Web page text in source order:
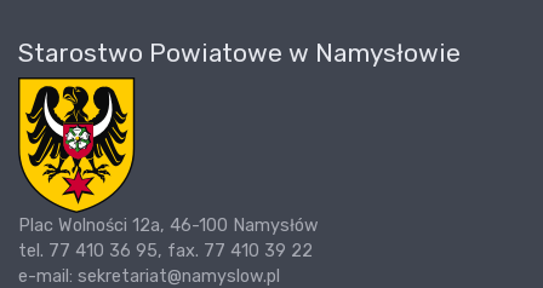
Starostwo Powiatowe w Namysłowie
Plac Wolności 12a, 46-100 Namysłów
tel. 77 410 36 95, fax. 77 410 39 22
e-mail: sekretariat@namyslow.pl